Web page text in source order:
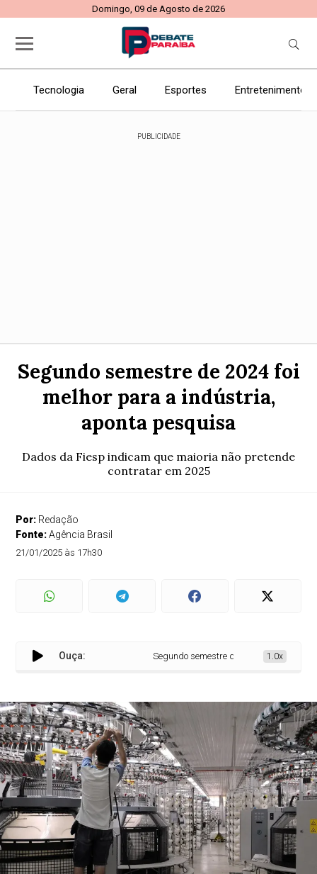
Domingo, 09 de Agosto de 2026
Tecnologia Geral Esportes Entretenimento
PUBLICIDADE
Segundo semestre de 2024 foi
melhor para a indústria,
aponta pesquisa
Dados da Fiesp indicam que maioria não pretende
contratar em 2025
Por: Redação
Fonte:Agência Brasil
21/01/2025 às 17h30
Ouça: Segundo semestre de 2024 foi melhor
1.0x